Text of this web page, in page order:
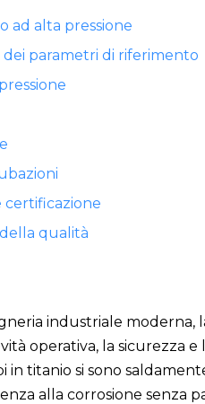
ad alta pressione
parametri di riferimento
certificazione
qualità
industriale
operativa, la sicurezza
in titanio si sono
alla corrosione senza